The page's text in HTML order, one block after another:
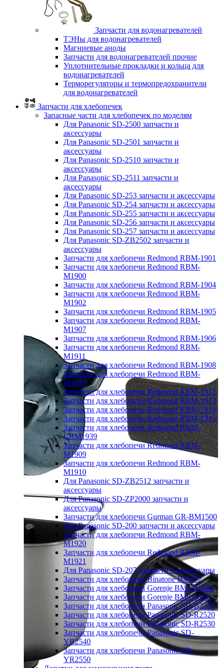
Запчасти для водонагревателей
ТЭНы для водонагревателей
Магниевые аноды
Запчасти для водонагревателей прочие
Уплотнительные прокладки и кольца для
водонагревателей
Терморегуляторы и термопредохранители
для водонагревателей
Запчасти для хлебопечек
Запасные части для хлебопечек по моделям
Для Panasonic SD-2500 запчасти и
аксессуары
Для Panasonic SD-2501 запчасти и
аксессуары
Для Panasonic SD-2510 запчасти и
аксессуары
Для Panasonic SD-2511 запчасти и
аксессуары
Для Panasonic SD-253 запчасти и аксессуары
Для Panasonic SD-254 запчасти и аксессуары
Для Panasonic SD-255 запчасти и аксессуары
Для Panasonic SD-256 запчасти и аксессуары
Для Panasonic SD-257 запчасти и аксессуары
Для Panasonic SD-ZB2502 запчасти и
аксессуары
Запчасти для хлебопечи Redmond RBM-1901
Запчасти для хлебопечи Redmond RBM-
M1900
Запчасти для хлебопечи Redmond RBM-1904
Запчасти для хлебопечи Redmond RBM-
M1902
Запчасти для хлебопечи Redmond RBM-1905
Запчасти для хлебопечи Redmond RBM-
M1907
Запчасти для хлебопечи Redmond RBM-1906
Запчасти для хлебопечи Redmond RBM-
M1911
Запчасти для хлебопечи Redmond RBM-1908
Запчасти для хлебопечи Redmond RBM-
M1919
Запчасти для хлебопечи Redmond RBM-1912
Запчасти для хлебопечи Redmond RBM-1913
Запчасти для хлебопечи Redmond RBM-1914
Запчасти для хлебопечи Redmond RBM-1915
Запчасти для хлебопечи Redmond RBM-
CBM1939
Запчасти для хлебопечи Redmond RBM-
M1909
Запчасти для хлебопечи Redmond RBM-
M1910
Для Panasonic SD-ZB2512 запчасти и
аксессуары
Для Panasonic SD-ZP2000 запчасти и
аксессуары
Запчасти для хлебопечи Gurman GR-BM1500
Для Panasonic SD-200 запчасти и аксессуары
Запчасти для хлебопечи Redmond RBM-
M1920
Запчасти для хлебопечи Redmond RBM-
M1921
Для Panasonic SD-207 запчасти и аксессуары
Запчасти для хлебопечи Binatone BM202
Запчасти для хлебопечи Gorenje BM1210BK
Запчасти для хлебопечи Gorenje BM910WII
Запчасти для хлебопечи Panasonic SD-B2510
Запчасти для хлебопечи Panasonic SD-R2520
Запчасти для хлебопечи Panasonic SD-R2530
Запчасти для хлебопечи Panasonic SD-
YR2540
Запчасти для хлебопечи Panasonic SD-
YR2550